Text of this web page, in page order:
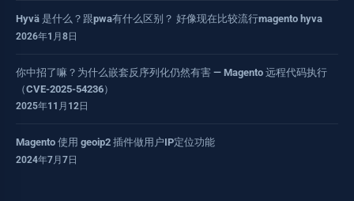
Hyvä 是什么？跟pwa有什么区别？ 好像现在比较流行magento hyva
2026年1月8日
你中招了嘛？为什么嵌套反序列化仍然有害 — Magento 远程代码执行
（CVE-2025-54236）
2025年11月12日
Magento 使用 geoip2 插件做用户IP定位功能
2024年7月7日